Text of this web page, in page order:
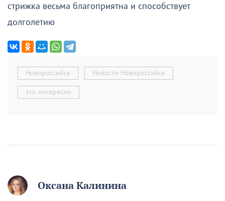
стрижка весьма благоприятна и способствует
долголетию
Новороссийск Новости Новороссийск
это интересно
Оксана Калинина